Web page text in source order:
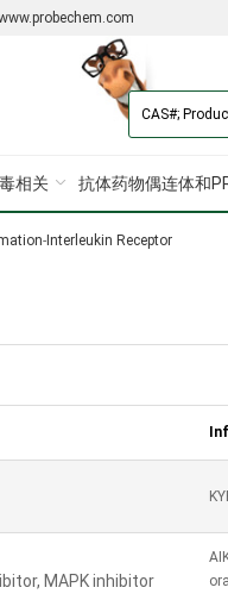
相关 抗体药物偶连体和
- Interleukin Receptor
MAPK inhibitor